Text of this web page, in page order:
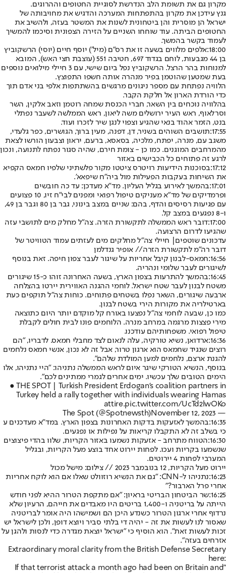
מקרון גם את תשומת הלב הנדרשת לסוגיית החטופים וההרוגים.
גנץ עידכן את מקרון בהתפתחות המערכה והדגיש את מחויבותה של
ישראל הן מוסרית והן ביטחונית לשנות את המשטר בעזה, ולהשיב את
החטופים הביתה. עוד שוחחו השניים על הזירה הצפונית וסיכמו להמשיך
לעמוד בקשר בהמשך.
18:00: אלפים מלווים בשעה זו את רס״ם (מיל׳) יוסף חיים (יוסי) הרשקוביץ
בן 44 מגבעות, לוחם בגדוד 697, חטיבה 551 (עוצבת חצי האש), המובא
למנוחות בהר הרצל. הרשקוביץ נפל ביום שישי, עם 3 חיילי מילואים נוספים
בעת שמטען שהוטמן בפיר מנהרה אותה חשפו התפוצץ.
הלוויה נפתחת עם מספר ניגונים מרגשים בהשתתפות אלפי בני אדם תוך
כדי הורדת הארון אל חלקת הקבר.
בהלוויה נוכחים בין השאר, חברי הכנסת שמחה רוטמן וזאב אלקין, השר
וסרלאוף, ראש העיר ירושלים משה ליאון, ראש הממלשה לשעבר נפתלי
בנט, הזמר אהוד בנאי שהגיע וצפוי לנגן שיר לזכרו ועוד.
17:55: תושבים השוהים בשניר, דן, דפנה, מעין ברוך, הגושרים, כפר גלעדי,
משגב עם, מנרה, יפתח, מלכיה, בסאסא, ברעם, יראון וצבעון הורשו לצאת
מהמרחבים המוגנים. כמו כן - צומת חירם, שהיה סגור נפתח לתנועה, ונכון
לרגע זה פתוחים כל הכבישים באזור
17:12: בסוכנות הידיעות רויטרס ציטטו מקור פלשתיני שלפיו חמאס הקפיא
את השיחות בעקבות הפעילות מול ביה"ח שיפאא'.
17:01: בהמשך לאירוע בגליל העליון. מד"א מעדכן: עד כה חובשים
ופרמדיקים של מד"א מעניקים טיפול רפואי ומפנים לבי"ח זיו, 10 פצועים
עם פגיעות רסיסים והדף, בהם: שניים במצב בינוני, גבר בן 80 וגבר בן 49,
ו-8 נפגעים במצב קל.
17:00: דובר ראש הממשלה לתקשורת הזרה. צה"ל מחלק מים לתושבי עזה
שהגיעו לדרום הרצועה.
עדכונים שוטפים| חיילי צה"ל מחלקים מים לעזתים עמוד הטוויטר של
דובר רה"מ לתקשורת הזרה// אופיר גנדלמן
16:56: חמאס-לבנון קיבל אחריות על שיגור לעבר צפון חיפה. זאת בנוסף
לשיגורים לעבר שלומי ונהריה.
16:45:
בהמשך להתרעות בצפון הארץ, בשעה האחרונה זוהו כ-15 שיגורים
משטח לבנון לעבר שטח ישראל. לוחמי ההגנה האווירית יירטו בהצלחה
ארבעה שיגורים, השאר נפלו בשטחים פתוחים. כוחות צה"ל תוקפים כעת
בארטילריה את מקורות הירי בשטח לבנון.
כמו כן, שבעה לוחמי צה"ל נפצעו באורח קל מוקדם יותר היום כתוצאה
מירי פצצות מרגמה במרחב מנרה. הלוחמים פונו לבית חולים לקבלת
טיפול רפואי. משפחותיהם עודכנו.
16:36: ארדואן, נשיא טורקיה, עלה לנאום לצד מחבלי חמאס. לדבריו, "הם
רוצים שנגיד שחמאס הוא ארגון טרור, אבל זה לא נכון, אנשי חמאס נלחמים
להגנת ארצם, נלחמים למען המולדת שלהם".
בנוסף, הנשיא הטורקי שיגר איום לראש הממשלה נתניהו: "היי נתניהו, אלו
הימים הטובים שלך עכשיו. ימים אחרים לגמרי ממתינים לכם".
● THE SPOT | Turkish President Erdogan's coalition partners in
Turkey held a rally together with individuals wearing Hamas
attire.pic.twitter.com/UcTd2lwOKo
— The Spot (@Spotnewsth)
November 12, 2023
16:35: בהמשך לאזעקות בדקות האחרונות בצפון הארץ. במד"א מעדכנים ע
כי בשלב זה לא התקבלו קריאות על נפילות או נפגעים.
16:30: הטווח מתרחב - אזעקות נשמעו באזור הקריות, שלוו בהדי פיצוצים
שנשמעו בקריות ועכו. לפחות יירוט אחד בוצע מעל הקריות, ובגליל
המערבי לפחות 4 יירוטים.
יירוט מעל הקריות, 12 בנובמבר 2023 // צילום: מישל מכול
16:23:
נתניהו ל-CNN: "גם את הנשיא רוזוולט שאלו אם הוא לוקח אחריות
אחרי פרל הארבור?"
16:25: שר הביטחון הבריטי בראיון: "אם מתקפת הטרור ההיא לפני חודש
הייתה על בריטניה ו-1,400 בריטים היו מאבדים את חייהם, הרעיון שלא
נרדוף אחרי ארגון הטרור כשנדע היכן הם ושמישהו היה אומר לבריטניה
שאסור לנו לעשות את זה - יהיה די בלתי סביר ויוצא דופן, ולכן לישראל יש
זכות לעשות זאת". הוא הוסיף כי "ישראל יוצאת מגדרה כדי לנסות ולהגן על
אזרחים בעזה".
Extraordinary moral clarity from the British Defense Secretary
here:
"If that terrorist attack a month ago had been on Britain and